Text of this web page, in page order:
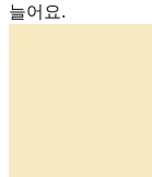
늘어요.